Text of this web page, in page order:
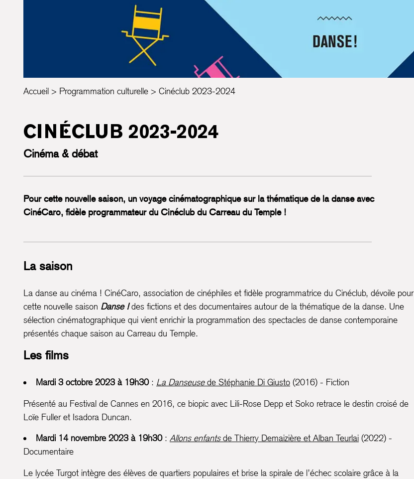
Accueil Programmation culturelle Cinéclub 2023-2024
CINÉCLUB 2023-2024
Cinéma & débat
Pour cette nouvelle saison, un voyage cinématographique sur la thématique de la danse avec
CinéCaro, fidèle programmateur du Cinéclub du Carreau du Temple !
La saison
La danse au cinéma ! CinéCaro, association de cinéphiles et fidèle programmatrice du Cinéclub, dévoile pour
cette nouvelle saison Danse !des fictions et des documentaires autour de la thématique de la danse. Une
sélection cinématographique qui vient enrichir la programmation des spectacles de danse contemporaine
présentés chaque saison au Carreau du Temple.
Les films
Mardi 3 octobre 2023 à 19h30: La Danseusede Stéphanie Di Giusto (2016) - Fiction
Présenté au Festival de Cannes en 2016, ce biopic avec Lili-Rose Depp et Soko retrace le destin croisé de
Loïe Fuller et Isadora Duncan.
Mardi 14 novembre 2023 à 19h30: Allons enfantsde Thierry Demaizière et Alban Teurlai (2022) -
Documentaire
Le lycée Turgot intègre des élèves de quartiers populaires et brise la spirale de l’échec scolaire grâce à la